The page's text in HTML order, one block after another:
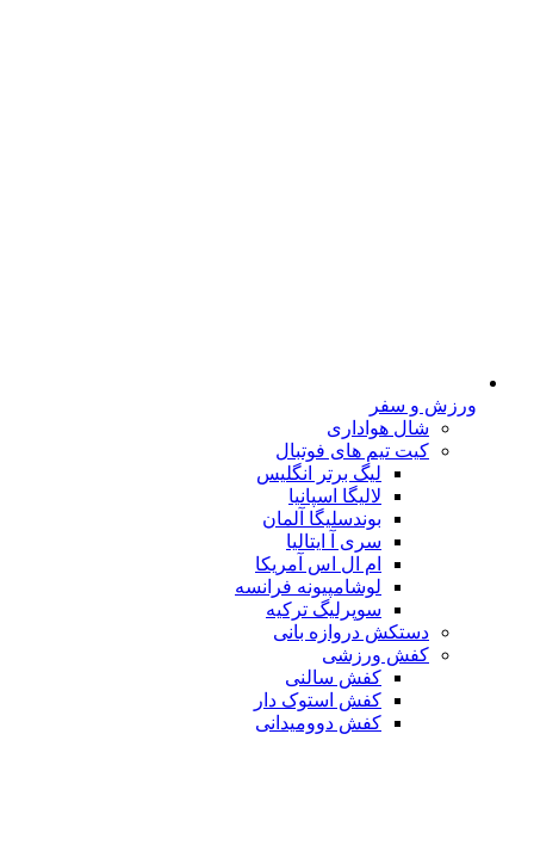
ورزش و سفر
شال هواداری
کیت تیم های فوتبال
لیگ برتر انگلیس
لالیگا اسپانیا
بوندسلیگا آلمان
سری آ ایتالیا
ام ال اس آمریکا
لوشامپیونه فرانسه
سوپرلیگ ترکیه
دستکش دروازه بانی
کفش ورزشی
کفش سالنی
کفش استوک دار
کفش دوومیدانی